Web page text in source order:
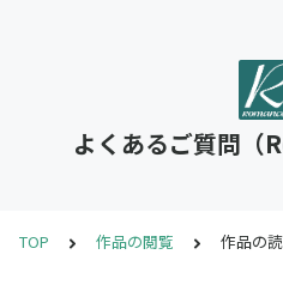
よくあるご質問（
TOP 作品の閲覧 作品の